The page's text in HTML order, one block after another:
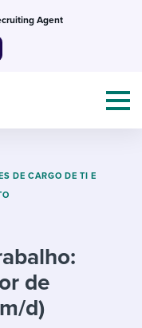
Agent
DE CARGO DE TI E
de
d)